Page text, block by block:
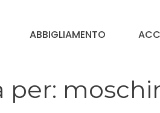
ABBIGLIAMENTO
per: